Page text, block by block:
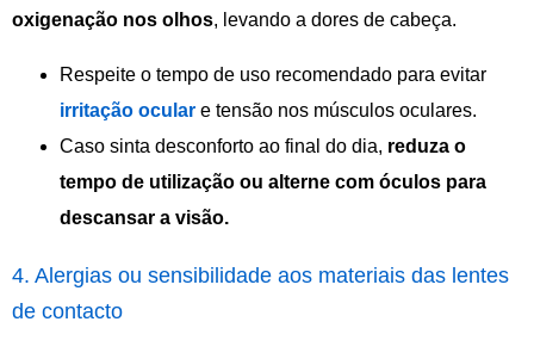
oxigenação nos olhos, levando a dores de cabeça.
Respeite o tempo de uso recomendado para evitar
irritação ocular e tensão nos músculos oculares.
Caso sinta desconforto ao final do dia, reduza o
tempo de utilização ou alterne com óculos para
descansar a visão.
4. Alergias ou sensibilidade aos materiais das lentes
de contacto